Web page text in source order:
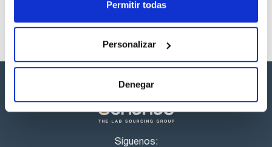
Permitir todas
Personalizar
Denegar
Síguenos: